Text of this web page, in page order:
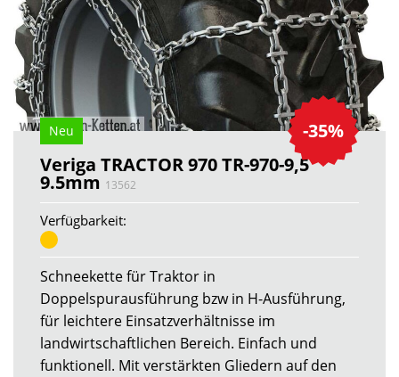
-35%
Neu
Veriga TRACTOR 970 TR-970-9,5
9.5mm 13562
Verfügbarkeit:
Schneekette für Traktor in
Doppelspurausführung bzw in H-Ausführung,
für leichtere Einsatzverhältnisse im
landwirtschaftlichen Bereich. Einfach und
funktionell. Mit verstärkten Gliedern auf den